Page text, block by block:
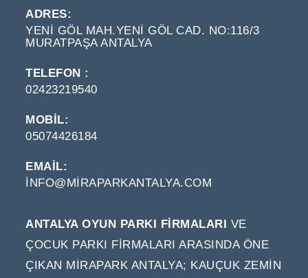
ADRES:
YENI GÖL MAH.YENI GÖL CAD. NO:116/3
MURATPAŞA ANTALYA
TELEFON :
02423219540
MOBIL:
05074426184
EMAIL:
INFO@MIRAPARKANTALYA.COM
APPLICATION
ANTALYA OYUN PARKI FIRMALARI VE
ÇOCUK PARKI FIRMALARI ARASINDA ÖNE
ÇIKAN MIRAPARK ANTALYA; KAUÇUK ZEMIN